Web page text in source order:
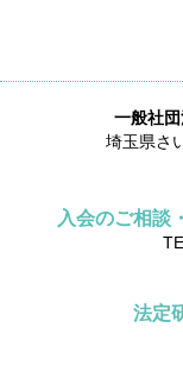
一般社
埼玉県さ
入会のご相談
法定